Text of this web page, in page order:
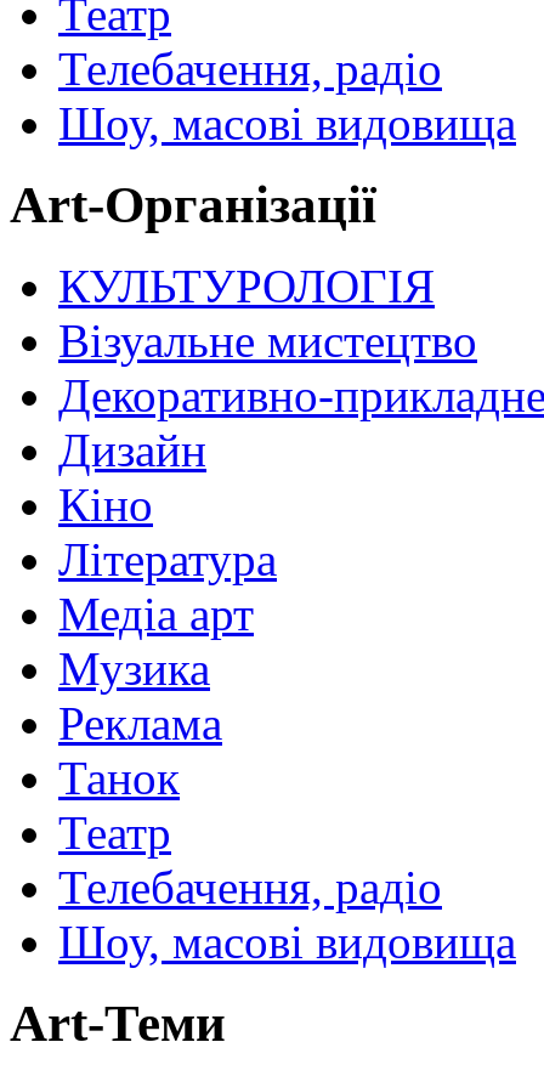
Театр
Телебачення, радіо
Шоу, масові видовища
Art-Організації
КУЛЬТУРОЛОГІЯ
Візуальне мистецтво
Декоративно-
Дизайн
Кіно
Література
Медіа арт
Музика
Реклама
Танок
Театр
Телебачення, радіо
Шоу, масові видовища
Art-Теми